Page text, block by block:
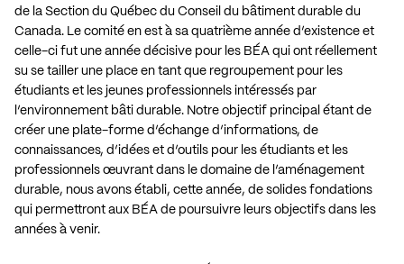
de la Section du Québec du Conseil du bâtiment durable du
Canada. Le comité en est à sa quatrième année d’existence et
celle-ci fut une année décisive pour les BÉA qui ont réellement
su se tailler une place en tant que regroupement pour les
étudiants et les jeunes professionnels intéressés par
l’environnement bâti durable. Notre objectif principal étant de
créer une plate-forme d’échange d’informations, de
connaissances, d’idées et d’outils pour les étudiants et les
professionnels œuvrant dans le domaine de l’aménagement
durable, nous avons établi, cette année, de solides fondations
qui permettront aux BÉA de poursuivre leurs objectifs dans les
années à venir.